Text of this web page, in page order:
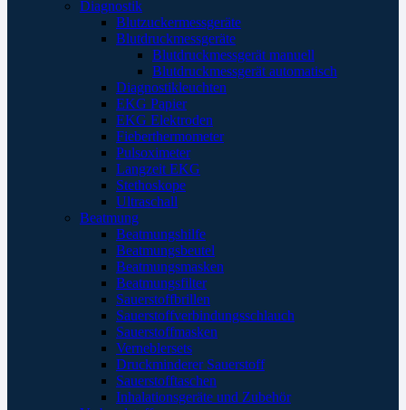
Diagnostik
Blutzuckermessgeräte
Blutdruckmessgeräte
Blutdruckmessgerät manuell
Blutdruckmessgerät automatisch
Diagnostikleuchten
EKG Papier
EKG Elektroden
Fieberthermometer
Pulsoximeter
Langzeit EKG
Stethoskope
Ultraschall
Beatmung
Beatmungshilfe
Beatmungsbeutel
Beatmungsmasken
Beatmungsfilter
Sauerstoffbrillen
Sauerstoffverbindungsschlauch
Sauerstoffmasken
Verneblersets
Druckminderer Sauerstoff
Sauerstofftaschen
Inhalationsgeräte und Zubehör